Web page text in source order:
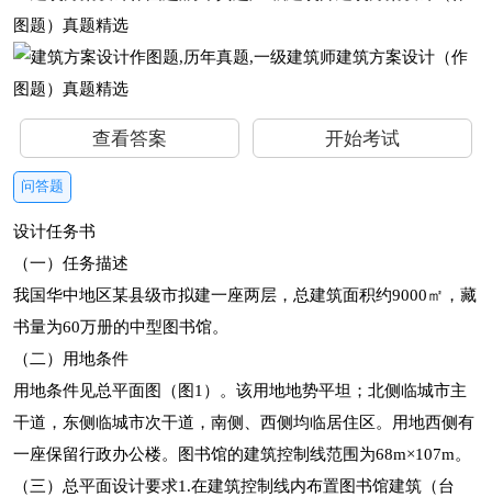
查看答案 开始考试
问答题
设计任务书
（一）任务描述
我国华中地区某县级市拟建一座两层，总建筑面积约9000㎡，藏
书量为60万册的中型图书馆。
（二）用地条件
用地条件见总平面图（图1）。该用地地势平坦；北侧临城市主
干道，东侧临城市次干道，南侧、西侧均临居住区。用地西侧有
一座保留行政办公楼。图书馆的建筑控制线范围为68m×107m。
（三）总平面设计要求1.在建筑控制线内布置图书馆建筑（台